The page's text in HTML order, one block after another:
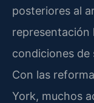
posteriores al
representación
condiciones de
Con las
York, muchos